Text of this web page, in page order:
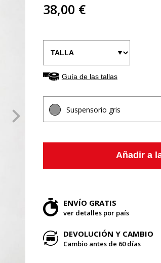
38,00 €
Guía de las tallas
Suspensorio gris
Añadir a
ENVÍO GRATIS
ver detalles por país
DEVOLUCIÓN Y CAMBIO
Cambio antes de 60 días